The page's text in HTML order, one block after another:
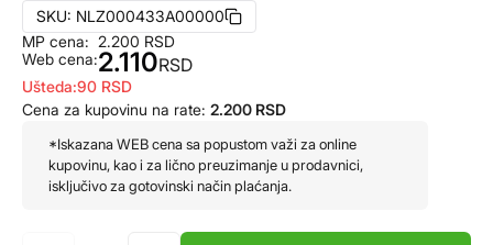
SKU: NLZ000433A00000
MP cena:
Web cena:
2.200 RSD
2.110RSD
Ušteda:90 RSD
Cena za kupovinu na rate: 2.200 RSD
*Iskazana WEB cena sa popustom važi za online
kupovinu, kao i za lično preuzimanje u prodavnici,
isključivo za gotovinski način plaćanja.